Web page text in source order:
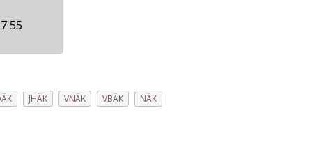
55
JHÄK VNÄK VBÄK NÄK